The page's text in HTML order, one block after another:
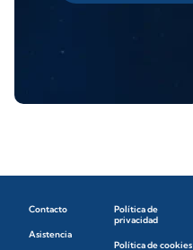
Contacto
Asistencia
Política de
privacidad
Política de cookies